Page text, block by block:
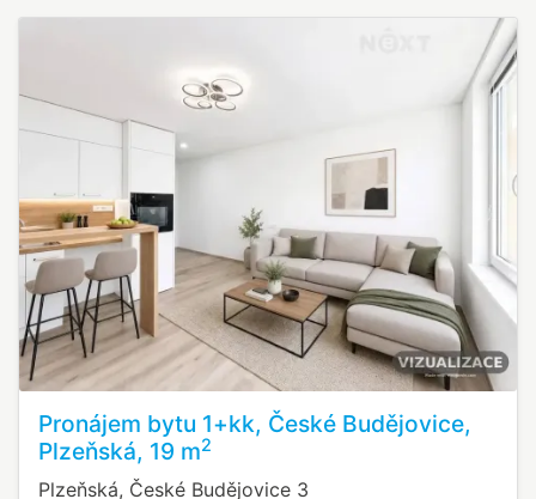
Pronájem bytu 1+kk, České Budějovice,
Plzeňská, 19 m2
Plzeňská, České Budějovice 3